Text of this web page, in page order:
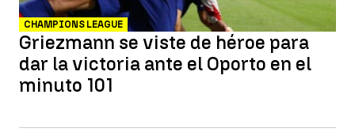
CHAMPIONS LEAGUE
Griezmann se viste de héroe para
dar la victoria ante el Oporto en el
minuto 101